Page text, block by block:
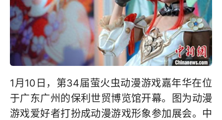
1月10日，第34届萤火虫动漫游戏嘉年华在位
于广东广州的保利世贸博览馆开幕。图为动漫
游戏爱好者打扮成动漫游戏形象参加展会。中